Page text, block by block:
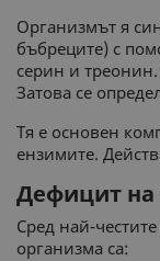
Организмът я
бъбреците) с
серин и
Затова се
Тя е основен
ензимите.
Дефицит на
Сред най-
организма са: